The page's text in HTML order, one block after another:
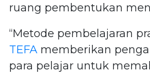
ruang pembentukan
“Metode pembelajaran
TEFA memberikan
para pelajar untuk